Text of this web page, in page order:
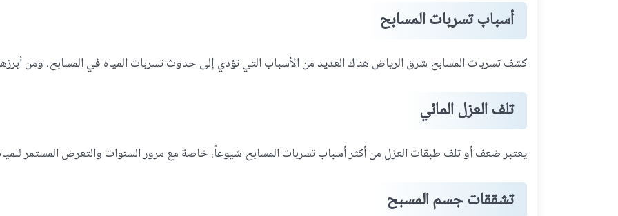
أسباب تسربات المسابح
كشف تسربات المسابح شرق الرياض هناك العديد من الأسباب التي تؤدي إلى حدوث تسربات المياه في المسابح، ومن
تلف العزل المائي
يعتبر ضعف أو تلف طبقات العزل من أكثر أسباب تسربات المسابح شيوعاً، خاصة مع مرور السنوات والتعرض المستمر
تشققات جسم المسبح